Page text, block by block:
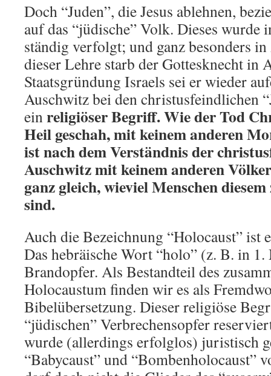
Doch “Juden”, die Jesus ablehnen,
auf das “jüdische” Volk. Dieses wurde
ständig verfolgt; und ganz besonders
dieser Lehre starb der Gottesknecht in
Staatsgründung Israels sei er wieder
Auschwitz bei den christusfeindlichen
einreligiöser Begriff. Wie der Tod
Heil geschah, mit keinem anderen
ist nach dem Verständnis der
Auschwitz mit keinem anderen
ganz gleich, wieviel Menschen
sind.
Auch die Bezeichnung “Holocaust”
Das hebräische Wort “holo” (z. B. in
Brandopfer. Als Bestandteil des
Holocaustum finden wir es als
Bibelübersetzung. Dieser religiöse
“jüdischen” Verbrechensopfer
wurde (allerdings erfolglos) juristisch
“Babycaust” und “Bombenholocaust”